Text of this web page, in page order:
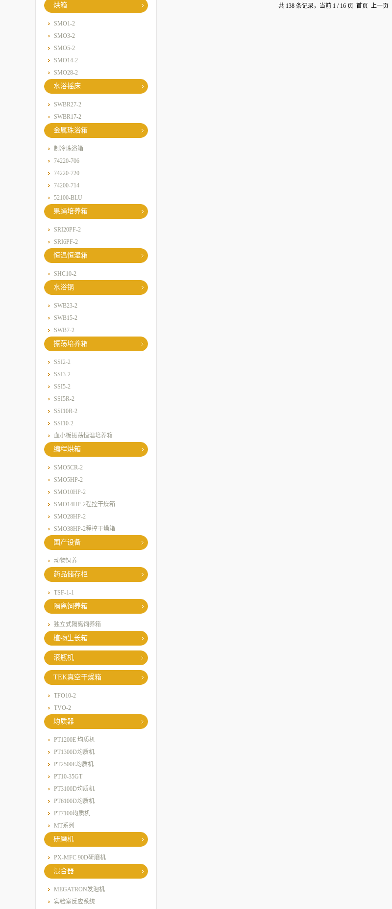
烘箱
SMO1-2
SMO3-2
SMO5-2
SMO14-2
SMO28-2
水浴摇床
SWBR27-2
SWBR17-2
金属珠浴箱
制冷珠浴箱
74220-706
74220-720
74200-714
52100-BLU
果蝇培养箱
SRI20PF-2
SRI6PF-2
恒温恒湿箱
SHC10-2
水浴锅
SWB23-2
SWB15-2
SWB7-2
振荡培养箱
SSI2-2
SSI3-2
SSI5-2
SSI5R-2
SSI10R-2
SSI10-2
血小板振荡恒温培养箱
编程烘箱
SMO5CR-2
SMO5HP-2
SMO10HP-2
SMO14HP-2程控干燥箱
SMO28HP-2
SMO38HP-2程控干燥箱
国产设备
动物饲养
药品储存柜
TSF-1-1
隔离饲养箱
独立式隔离饲养箱
植物生长箱
滚瓶机
TEK真空干燥箱
TFO10-2
TVO-2
均质器
PT1200E 均质机
PT1300D均质机
PT2500E均质机
PT10-35GT
PT3100D均质机
PT6100D均质机
PT7100均质机
MT系列
研磨机
PX-MFC 90D研磨机
混合器
MEGATRON发泡机
实验室反应系统
共 138 条记录，当前 1 / 16 页 首页 上一页